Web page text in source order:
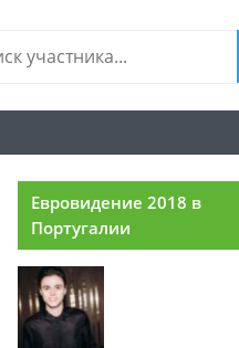
Евровидение 2018 в
Португалии